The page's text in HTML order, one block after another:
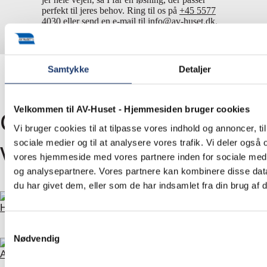
Samtykke Detaljer
Velkommen til AV-Huset - Hjemmesiden bruger cookies
Vi bruger cookies til at tilpasse vores indhold og annoncer,
sociale medier og til at analysere vores trafik. Vi deler også
vores hjemmeside med vores partnere inden for sociale
og analysepartnere. Vores partnere kan kombinere disse
du har givet dem, eller som de har indsamlet fra din brug af
Nødvendig
perfekt til jeres behov. Ring til os på +45 5577
4030 eller send en e-mail til info@av-huset.dk.
Gå på opdagelse i
vores projekter
Hotel Vejlefjord
Alsik Hotel & Spa